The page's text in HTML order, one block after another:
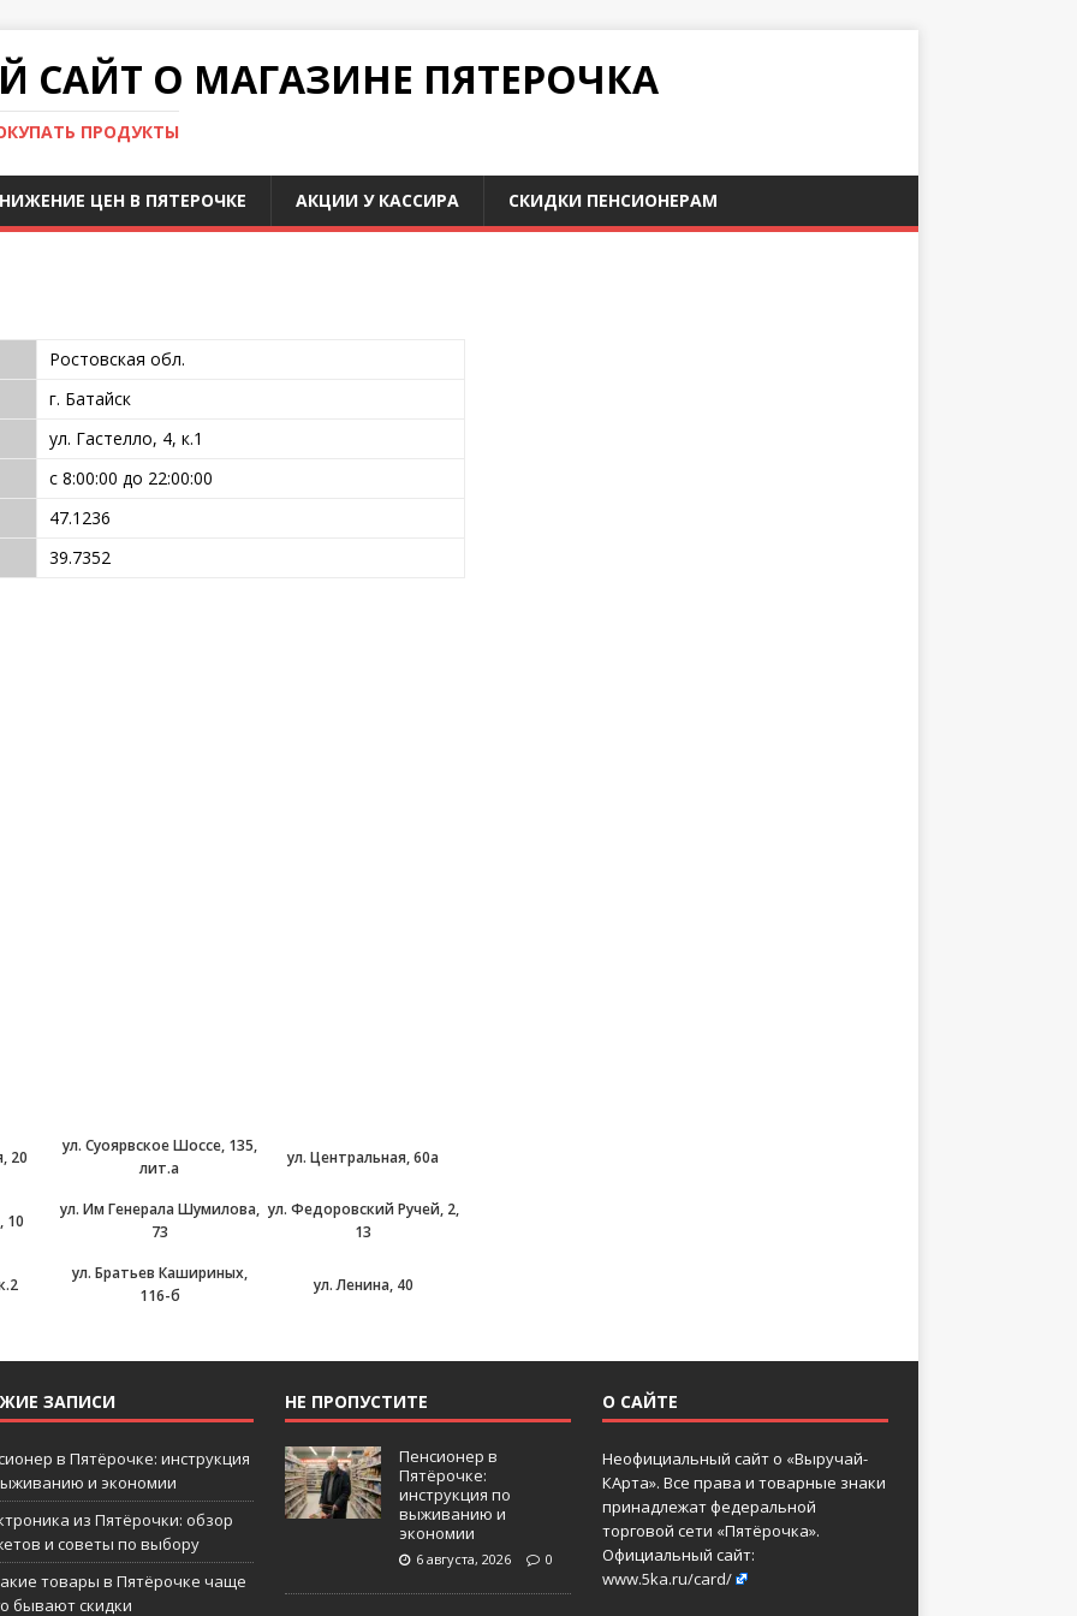
О МАГАЗИНЕ ПЯТЕРОЧКА
ПРОДУКТЫ
ЦЕН В ПЯТЕРОЧКЕ АКЦИИ У КАССИРА СКИДКИ ПЕНСИОНЕРАМ
Ростовская обл.
г. Батайск
ул. Гастелло, 4, к.1
с 8:00:00 до 22:00:00
47.1236
39.7352
20
ул. Суоярвское Шоссе, 135,
лит.а
ул. Центральная, 60а
10
ул. Им Генерала Шумилова,
73
ул. Федоровский Ручей, 2,
13
ул. Братьев Кашириных,
116-б
ул. Ленина, 40
ЗАПИСИ
в Пятёрочке: инструкция
и экономии
из Пятёрочки: обзор
и советы по выбору
товары в Пятёрочке чаще
бывают скидки
НЕ ПРОПУСТИТЕ
Пенсионер в
Пятёрочке:
инструкция по
выживанию и
экономии
6 августа, 2026 0
О САЙТЕ
Неофициальный сайт о «Выручай-
КАрта». Все права и товарные знаки
принадлежат федеральной
торговой сети «Пятёрочка».
Официальный сайт:
www.5ka.ru/card/